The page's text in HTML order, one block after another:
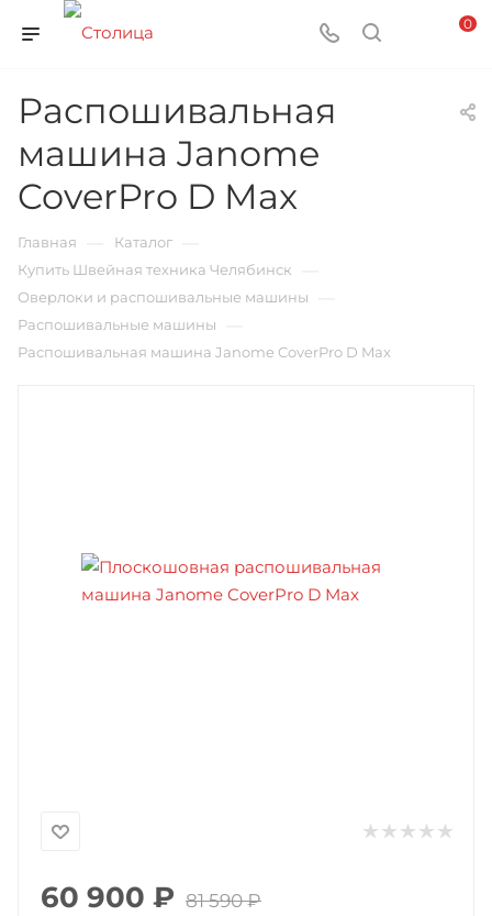
0
Распошивальная
машина Janome
CoverPro D Max
Главная Каталог
Купить Швейная техника Челябинск
Оверлоки и распошивальные машины
Распошивальные машины
Распошивальная машина Janome CoverPro D Max
60 900 ₽ 81 590₽